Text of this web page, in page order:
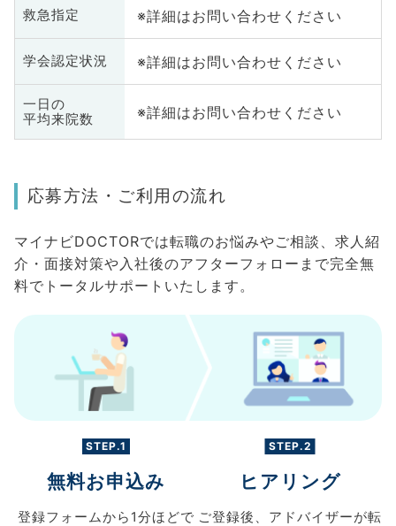
救急指定 ※詳細はお問い合わせください
学会認定状況 ※詳細はお問い合わせください
一日の
平均来院数
※詳細はお問い合わせください
応募方法・ご利用の流れ
マイナビDOCTORでは転職のお悩みやご相談、求人紹
介・面接対策や入社後のアフターフォローまで完全無
料でトータルサポートいたします。
STEP.1
無料お申込み
登録フォームから 1分ほどで
STEP.2
ヒアリング
ご登録後、 アドバイザーが転